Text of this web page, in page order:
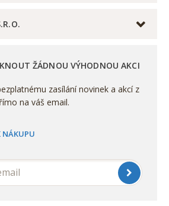
ŽÁDNOU VÝHODNOU AKCI
zasílání novinek a akcí z
na váš email.
NÁKUPU